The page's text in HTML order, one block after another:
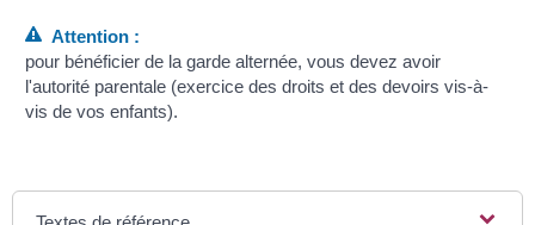
Attention :
pour bénéficier de la garde alternée, vous devez avoir
l'autorité parentale (exercice des droits et des devoirs vis-à-
vis de vos enfants).